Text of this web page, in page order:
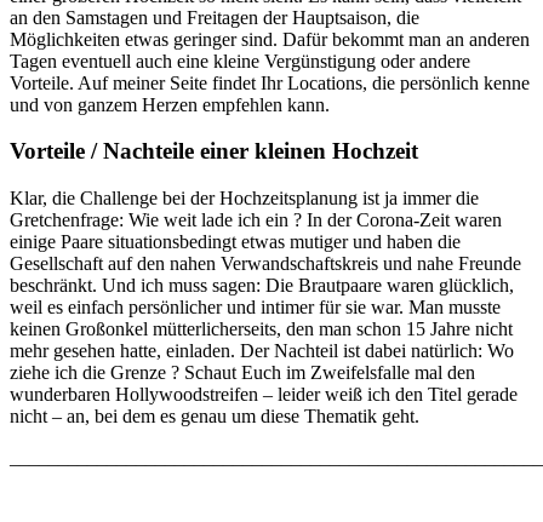
an den Samstagen und Freitagen der Hauptsaison, die
Möglichkeiten etwas geringer sind. Dafür bekommt man an anderen
Tagen eventuell auch eine kleine Vergünstigung oder andere
Vorteile. Auf meiner Seite findet Ihr Locations, die persönlich kenne
und von ganzem Herzen empfehlen kann.
Vorteile / Nachteile einer kleinen Hochzeit
Klar, die Challenge bei der Hochzeitsplanung ist ja immer die
Gretchenfrage: Wie weit lade ich ein ? In der Corona-Zeit waren
einige Paare situationsbedingt etwas mutiger und haben die
Gesellschaft auf den nahen Verwandschaftskreis und nahe Freunde
beschränkt. Und ich muss sagen: Die Brautpaare waren glücklich,
weil es einfach persönlicher und intimer für sie war. Man musste
keinen Großonkel mütterlicherseits, den man schon 15 Jahre nicht
mehr gesehen hatte, einladen. Der Nachteil ist dabei natürlich: Wo
ziehe ich die Grenze ? Schaut Euch im Zweifelsfalle mal den
wunderbaren Hollywoodstreifen – leider weiß ich den Titel gerade
nicht – an, bei dem es genau um diese Thematik geht.